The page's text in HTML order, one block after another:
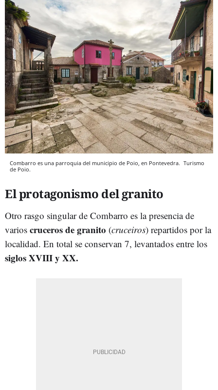
Combarro es una parroquia del municipio de Poio, en Pontevedra. Turismo
de Poio.
El protagonismo del granito
Otro rasgo singular de Combarro es la presencia de
varios cruceros de granito (cruceiros) repartidos por la
localidad. En total se conservan 7, levantados entre los
siglos XVIII y XX.